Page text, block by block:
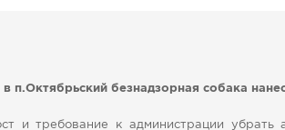
в п.Октябрьский безнадзорная собака
и требование к администрации